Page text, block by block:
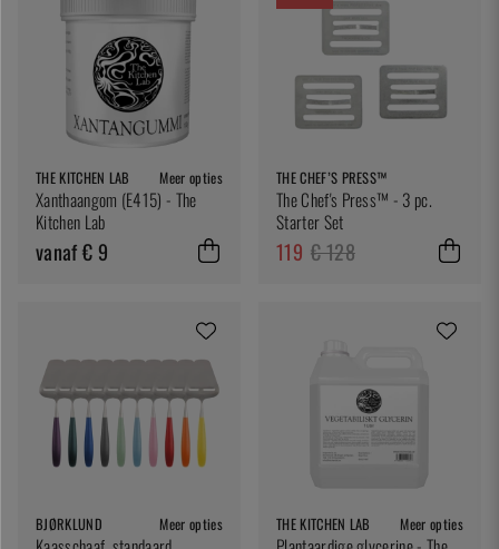
THE KITCHEN LAB Meer opties
Xanthaangom (E415) - The
Kitchen Lab
vanaf € 9
THE CHEF’S PRESS™
The Chef's Press™ - 3 pc.
Starter Set
119 € 128
BJØRKLUND Meer opties THE KITCHEN LAB Meer opties